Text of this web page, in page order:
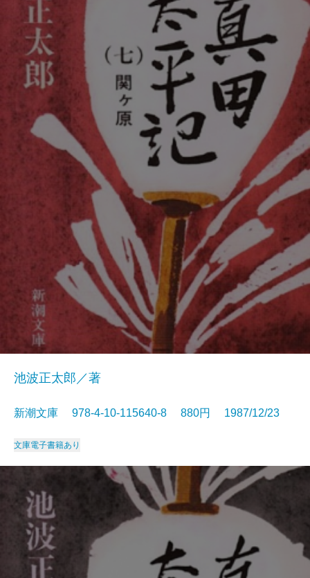
池波正太郎／著
新潮文庫 978-4-10-115640-8 880円 1987/12/23
文庫電子書籍あり